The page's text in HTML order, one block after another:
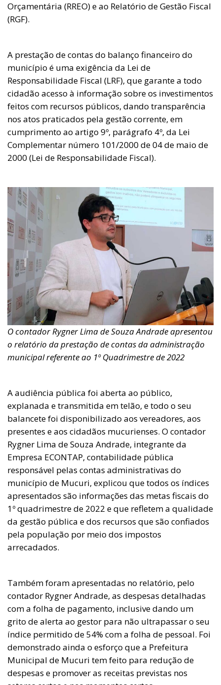
Orçamentária (RREO) e ao Relatório de Gestão Fiscal
(RGF).
A prestação de contas do balanço financeiro do
município é uma exigência da Lei de
Responsabilidade Fiscal (LRF), que garante a todo
cidadão acesso à informação sobre os investimentos
feitos com recursos públicos, dando transparência
nos atos praticados pela gestão corrente, em
cumprimento ao artigo 9º, parágrafo 4º, da Lei
Complementar número 101/2000 de 04 de maio de
2000 (Lei de Responsabilidade Fiscal).
O contador Rygner Lima de Souza Andrade apresentou
o relatório da prestação de contas da administração
municipal referente ao 1º Quadrimestre de 2022
A audiência pública foi aberta ao público,
explanada e transmitida em telão, e todo o seu
balancete foi disponibilizado aos vereadores, aos
presentes e aos cidadãos mucurienses. O contador
Rygner Lima de Souza Andrade, integrante da
Empresa ECONTAP, contabilidade pública
responsável pelas contas administrativas do
município de Mucuri, explicou que todos os índices
apresentados são informações das metas fiscais do
1º quadrimestre de 2022 e que refletem a qualidade
da gestão pública e dos recursos que são confiados
pela população por meio dos impostos
arrecadados.
Também foram apresentadas no relatório, pelo
contador Rygner Andrade, as despesas detalhadas
com a folha de pagamento, inclusive dando um
grito de alerta ao gestor para não ultrapassar o seu
índice permitido de 54% com a folha de pessoal. Foi
demonstrado ainda o esforço que a Prefeitura
Municipal de Mucuri tem feito para redução de
despesas e promover as receitas previstas nos